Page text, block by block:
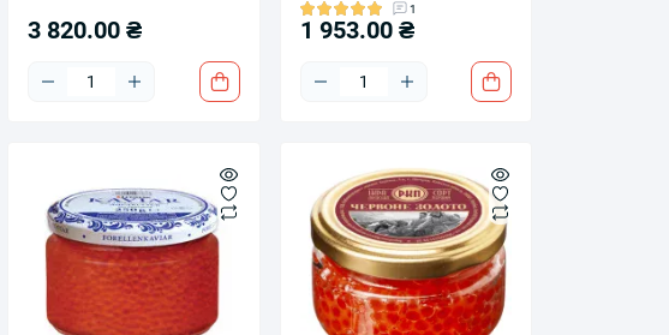
3 820.00 ₴
1
1 953.00 ₴